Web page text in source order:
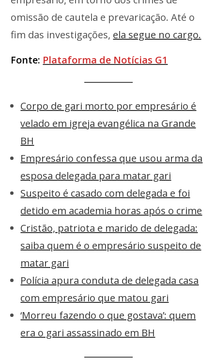
omissão de cautela e prevaricação. Até o
fim das investigações, ela segue no cargo.
Fonte: Plataforma de Notícias G1
Corpo de gari morto por empresário é
velado em igreja evangélica na Grande
BH
Empresário confessa que usou arma da
esposa delegada para matar gari
Suspeito é casado com delegada e foi
detido em academia horas após o crime
Cristão, patriota e marido de delegada:
saiba quem é o empresário suspeito de
matar gari
Polícia apura conduta de delegada casa
com empresário que matou gari
‘Morreu fazendo o que gostava’: quem
era o gari assassinado em BH